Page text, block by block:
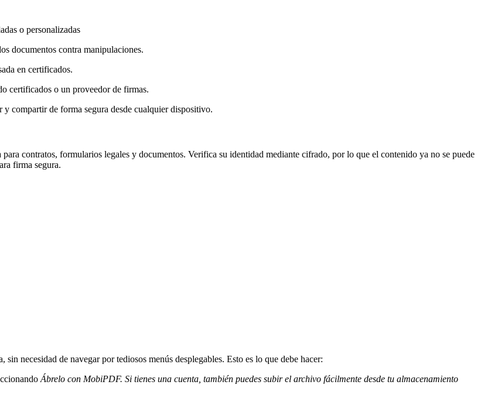
o personalizadas
documentos contra manipulaciones.
en certificados.
certificados o un proveedor de firmas.
compartir de forma segura desde cualquier dispositivo.
contratos, formularios legales y documentos. Verifica su identidad mediante cifrado, por lo que el contenido ya no se puede
firma segura.
necesidad de navegar por tediosos menús desplegables. Esto es lo que debe hacer:
Ábrelo con MobiPDF. Si tienes una cuenta, también puedes subir el archivo fácilmente desde tu almacenamiento